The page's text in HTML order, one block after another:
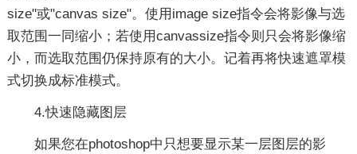
size"或"canvas size"。使用image size指令会将影像与选
取范围一同缩小；若使用canvassize指令则只会将影像缩
小，而选取范围仍保持原有的大小。记着再将快速遮罩模
式切换成标准模式。
4.快速隐藏图层
如果您在photoshop中只想要显示某一层图层的影